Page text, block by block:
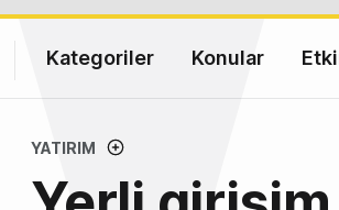
Kategoriler Konular
YATIRIM